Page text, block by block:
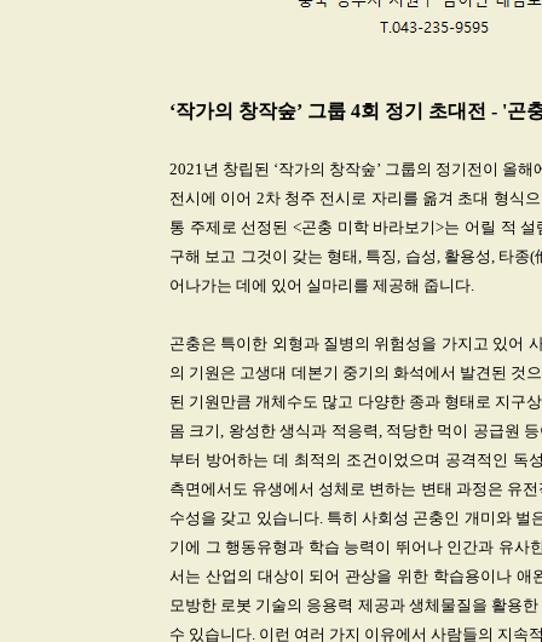
‘작가의 창작숲’ 그룹 4회 정기 초대전 - '곤
2021년 창립된 ‘작가의 창작숲’ 그룹의 정기전이 올
전시에 이어 2차 청주 전시로 자리를 옮겨 초대 형식
통 주제로 선정된 <곤충 미학 바라보기>는 어릴 적
구해 보고 그것이 갖는 형태, 특징, 습성, 활용성, 타
어나가는 데에 있어 실마리를 제공해 줍니다.
곤충은 특이한 외형과 질병의 위험성을 가지고 있어
의 기원은 고생대 데본기 중기의 화석에서 발견된 것
된 기원만큼 개체수도 많고 다양한 종과 형태로 지구
몸 크기, 왕성한 생식과 적응력, 적당한 먹이 공급원
부터 방어하는 데 최적의 조건이었으며 공격적인 독
측면에서도 유생에서 성체로 변하는 변태 과정은 유
수성을 갖고 있습니다. 특히 사회성 곤충인 개미와
기에 그 행동유형과 학습 능력이 뛰어나 인간과 유사
서는 산업의 대상이 되어 관상을 위한 학습용이나
모방한 로봇 기술의 응용력 제공과 생체물질을 활용
수 있습니다. 이런 여러 가지 이유에서 사람들의 지속